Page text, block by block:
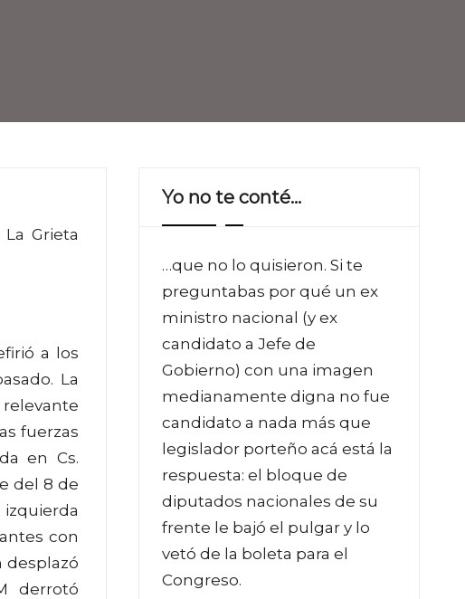
Grieta
a los
La
fuerzas
en Cs.
del 8 de
con
desplazó
derrotó
Yo no te conté…
…que no lo quisieron. Si te
preguntabas por qué un ex
ministro nacional (y ex
candidato a Jefe de
Gobierno) con una imagen
medianamente digna no fue
candidato a nada más que
legislador porteño acá está la
respuesta: el bloque de
diputados nacionales de su
frente le bajó el pulgar y lo
vetó de la boleta para el
Congreso.